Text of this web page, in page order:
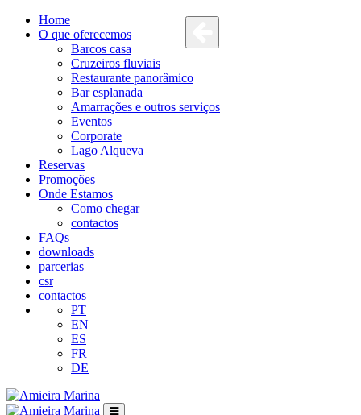
Home
O que oferecemos
Barcos casa
Cruzeiros fluviais
Restaurante panorâmico
Bar esplanada
Amarrações e outros serviços
Eventos
Corporate
Lago Alqueva
Reservas
Promoções
Onde Estamos
Como chegar
contactos
FAQs
downloads
parcerias
csr
contactos
PT
EN
ES
FR
DE